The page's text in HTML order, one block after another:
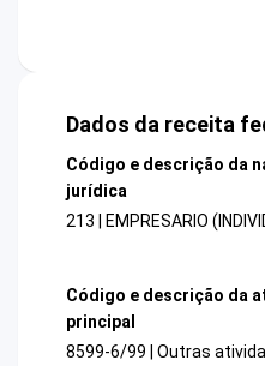
Dados da receita
Código e descrição da
jurídica
213 | EMPRESARIO
Código e descrição da
principal
8599-6/99 | Outras